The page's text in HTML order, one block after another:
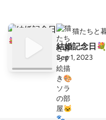
猫たちと
結婚記念日
Sep 1, 2023